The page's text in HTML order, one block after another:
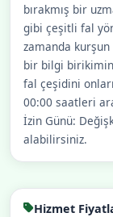
bırakmış bir
gibi çeşitli fal
zamanda kurşun
bir bilgi
fal çeşidini
00:00 saatleri
İzin Günü:
alabilirsiniz.
Hizmet